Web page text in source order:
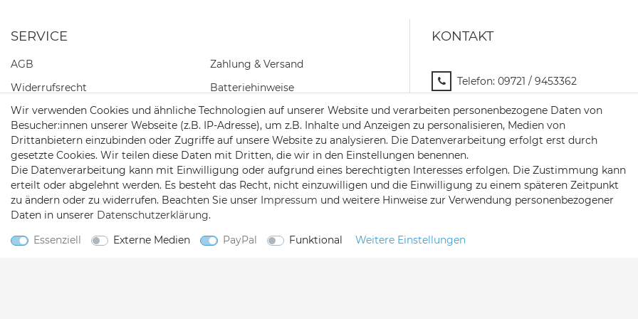
SERVICE
AGB
Widerrufs­recht
Daten­schutz­erklärung
Impressum
Kontakt
Barrierefreiheitserklärung
Widerrufs­formular
Zahlung & Versand
Batteriehinweise
KONTAKT
Telefon: 09721 / 9453362
Mail:info@satshopping.de
Kopenhagenstr. 4
97424 Schweinfurt
Wir verwenden Cookies und ähnliche Technologien auf unserer Website und verarbeiten personenbezogene Daten von
Besucher:innen unserer Webseite (z.B. IP-Adresse), um z.B. Inhalte und Anzeigen zu personalisieren, Medien von
Drittanbietern einzubinden oder Zugriffe auf unsere Website zu analysieren. Die Datenverarbeitung erfolgt erst durch
gesetzte Cookies. Wir teilen diese Daten mit Dritten, die wir in den Einstellungen benennen.
Die Datenverarbeitung kann mit Einwilligung oder aufgrund eines berechtigten Interesses erfolgen. Die Zustimmung kann
erteilt oder abgelehnt werden. Es besteht das Recht, nicht einzuwilligen und die Einwilligung zu einem späteren Zeitpunkt
zu ändern oder zu widerrufen. Beachten Sie unser Impressum und weitere Hinweise zur Verwendung personenbezogener
Daten in unserer Daten­schutz­erklärung.
Essenziell
Externe Medien PayPal Funktional Weitere Einstellungen